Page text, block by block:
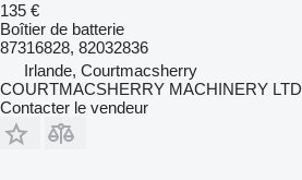
135 €
Boîtier de batterie
87316828, 82032836
Irlande, Courtmacsherry
COURTMACSHERRY MACHINERY LTD
Contacter le vendeur